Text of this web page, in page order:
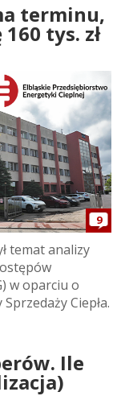
terminu,
tys. zł
9
temat analizy
w oparciu o
Ciepła.
Ile